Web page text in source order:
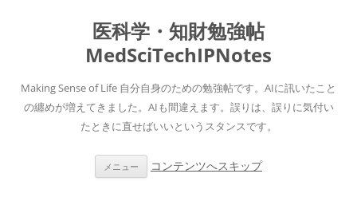
医科学・知財勉強帖
MedSciTechIPNotes
Making Sense of Life 自分自身のための勉強帖です。AIに訊いたこと
の纏めが増えてきました。AIも間違えます。誤りは、誤りに気付い
たときに直せばいいというスタンスです。
メニュー コンテンツへスキップ